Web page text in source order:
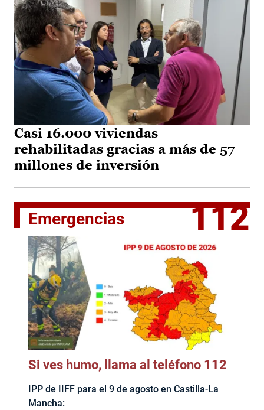
Casi 16.000 viviendas
rehabilitadas gracias a más de 57
millones de inversión
Emergencias 112
Si ves humo, llama al teléfono 112
IPP de IIFF para el 9 de agosto en Castilla-La
Mancha: